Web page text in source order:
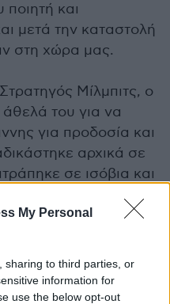
My Personal
sharing to third parties, or
information for
use the below opt-out
και
μετά την καταστολή
στη χώρα μας.
Μίλμπιτς, ο
του για να
για προδοσία και
αρχικά σε
σε ισόβια και
1854. Οι Πολωνοί
από την πείνα
ιπποδρομίου.